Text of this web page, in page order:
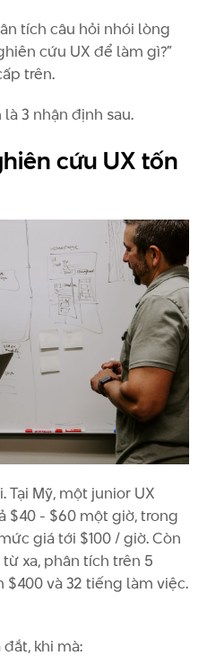
tích câu hỏi nhói lòng
cứu UX để làm gì?”
trên.
3 nhận định sau.
cứu UX tốn
Tại Mỹ, một junior UX
$40 - $60 một giờ, trong
giá tới $100 / giờ. Còn
xa, phân tích trên 5
và 32 tiếng làm việc.
khi mà: